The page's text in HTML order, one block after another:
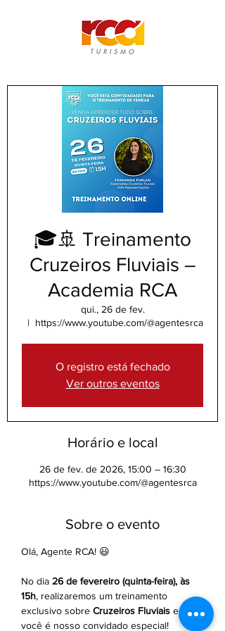
🎓🚢 Treinamento
Cruzeiros Fluviais –
Academia RCA
qui., 26 de fev.
  |
https://www.youtube.com/@agentesrca
O registro está fechado
Ver outros eventos
Horário e local
26 de fev. de 2026, 15:00 – 16:30
https://www.youtube.com/@agentesrca
Sobre o evento
Olá, Agente RCA! 😃
No dia 26 de fevereiro (quinta-feira), às
15h, realizaremos um treinamento
exclusivo sobre Cruzeiros Fluviais e
você é nosso convidado especial!